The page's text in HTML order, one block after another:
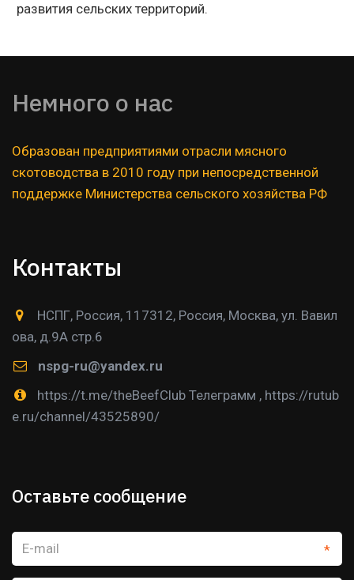
развития сельских территорий.
Немного о нас
Образован предприятиями отрасли мясного
скотоводства в 2010 году при непосредственной
поддержке Министерства сельского хозяйства РФ
Контакты
НСПГ, Россия, 117312, Россия, Москва, ул. Вавил
ова, д.9А стр.6
nspg-ru@yandex.ru
https://t.me/theBeefClub Телеграмм , https://rutub
e.ru/channel/43525890/
Оставьте сообщение
*